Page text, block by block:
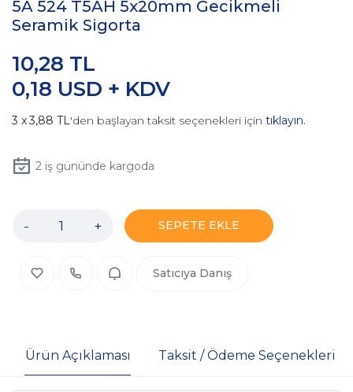
5A 524 T5AH 5x20mm Gecikmeli
Seramik Sigorta
0,18 USD + KDV
10,28 TL
3,88 TL'den başlayan taksit seçenekleri için tıklayın.
2iş gününde kargoda
- + SEPETE EKLE
Satıcıya Danış
Ürün Açıklaması Taksit / Ödeme Seçenekleri